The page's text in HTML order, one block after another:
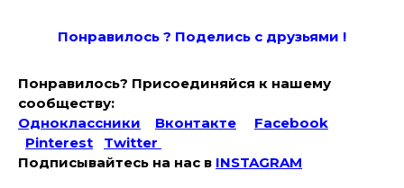
Понравилось ? Поделись с друзьями !
Понравилось? Присоединяйся к нашему
сообществу:
Одноклассники
Вконтакте
Facebook
Pinterest
Twitter
Подписывайтесь на наc в INSTAGRAM